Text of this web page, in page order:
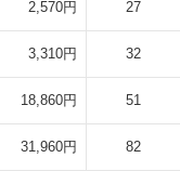
2,570円 27
3,310円 32
18,860円 51
31,960円 82